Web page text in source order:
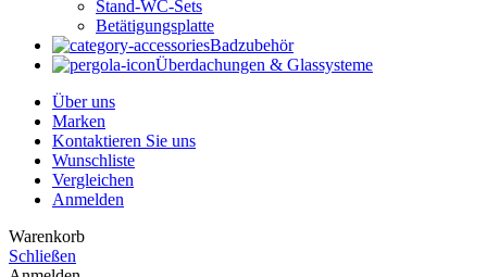
Stand-WC-Sets
Betätigungsplatte
Badzubehör
Überdachungen & Glassysteme
Über uns
Marken
Kontaktieren Sie uns
Wunschliste
Vergleichen
Anmelden
Warenkorb
Schließen